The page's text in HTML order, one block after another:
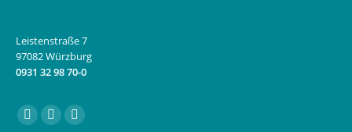
Leistenstraße 7
97082 Würzburg
0931 32 98 70-0
Finden Sie uns auf:
FacebookInstagram
E-